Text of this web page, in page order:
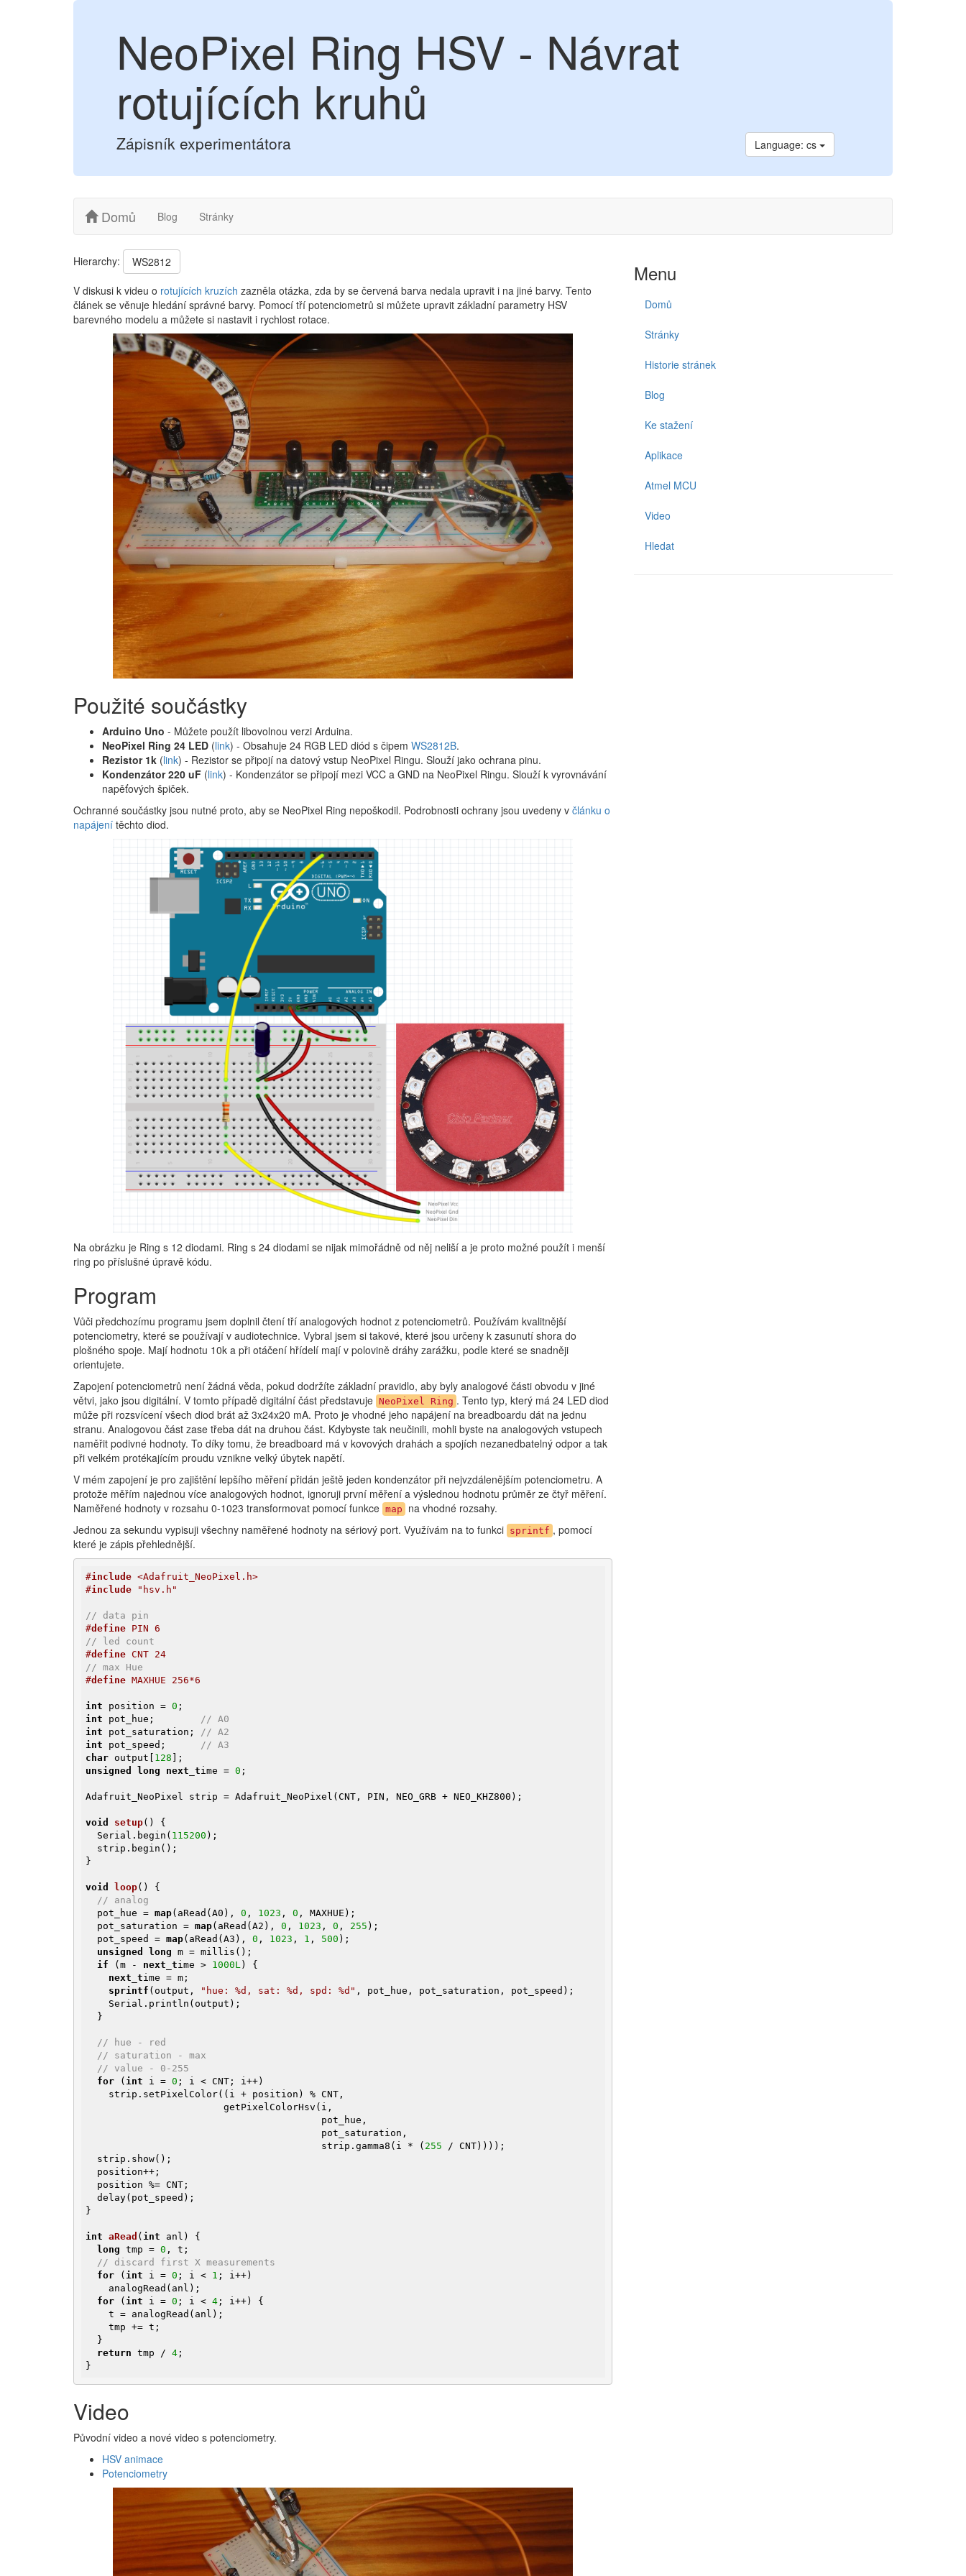
NeoPixel Ring HSV - Návrat
rotujících kruhů
Zápisník experimentátora Language: cs
Domů Blog Stránky
Hierarchy:
WS2812
V diskusi k videu o rotujících kruzích zazněla otázka, zda by se červená barva nedala upravit i na jiné barvy. Tento
článek se věnuje hledání správné barvy. Pomocí tří potenciometrů si můžete upravit základní parametry HSV
barevného modelu a můžete si nastavit i rychlost rotace.
Použité součástky
Arduino Uno - Můžete použít libovolnou verzi Arduina.
NeoPixel Ring 24 LED (link) - Obsahuje 24 RGB LED diód s čipem WS2812B.
Rezistor 1k (link) - Rezistor se připojí na datový vstup NeoPixel Ringu. Slouží jako ochrana pinu.
Kondenzátor 220 uF (link) - Kondenzátor se připojí mezi VCC a GND na NeoPixel Ringu. Slouží k vyrovnávání
napěťových špiček.
Ochranné součástky jsou nutné proto, aby se NeoPixel Ring nepoškodil. Podrobnosti ochrany jsou uvedeny v článku o
napájení těchto diod.
Na obrázku je Ring s 12 diodami. Ring s 24 diodami se nijak mimořádně od něj neliší a je proto možné použít i menší
ring po příslušné úpravě kódu.
Program
Vůči předchozímu programu jsem doplnil čtení tří analogových hodnot z potenciometrů. Používám kvalitnější
potenciometry, které se používají v audiotechnice. Vybral jsem si takové, které jsou určeny k zasunutí shora do
plošného spoje. Mají hodnotu 10k a při otáčení hřídelí mají v polovině dráhy zarážku, podle které se snadněji
orientujete.
Zapojení potenciometrů není žádná věda, pokud dodržíte základní pravidlo, aby byly analogové části obvodu v jiné
větvi, jako jsou digitální. V tomto případě digitální část představuje NeoPixel Ring . Tento typ, který má 24 LED diod
může při rozsvícení všech diod brát až 3x24x20 mA. Proto je vhodné jeho napájení na breadboardu dát na jednu
stranu. Analogovou část zase třeba dát na druhou část. Kdybyste tak neučinili, mohli byste na analogových vstupech
naměřit podivné hodnoty. To díky tomu, že breadboard má v kovových drahách a spojích nezanedbatelný odpor a tak
při velkém protékajícím proudu vznikne velký úbytek napětí.
V mém zapojení je pro zajištění lepšího měření přidán ještě jeden kondenzátor při nejvzdálenějším potenciometru. A
protože měřím najednou více analogových hodnot, ignoruji první měření a výslednou hodnotu průměr ze čtyř měření.
Naměřené hodnoty v rozsahu 0-1023 transformovat pomocí funkce map
na vhodné rozsahy.
Jednou za sekundu vypisuji všechny naměřené hodnoty na sériový port. Využívám na to funkci sprintf , pomocí
které je zápis přehlednější.
#include <Adafruit_NeoPixel.h>
#include "hsv.h"
// data pin
#define PIN 6
// led count
#define CNT 24
// max Hue
#define MAXHUE 256*6
int position = 0
int pot_hue; // A0
int pot_saturation; // A2
int pot_speed; // A3
char output[ 128
unsigned
long next_time = 0 ;
Adafruit_NeoPixel strip = Adafruit_NeoPixel(CNT, PIN, NEO_GRB + NEO_KHZ800);
void setup()
{
  Serial.begin(
115200 );
}
void loop()
{
// analog
  pot_hue =
map(aRead(A0), 0 , 1023 , 0 , MAXHUE);
  pot_saturation =
map(aRead(A2), 0 , 1023 , 0 , 255 );
  pot_speed =
map(aRead(A3), 0 , 1023 , 1 , 500 );
unsigned
long m = millis();
if (m - next_time > 1000L) {
next_time = m;
sprintf (output, "hue: %d, sat: %d, spd: %d" , pot_hue, pot_saturation, pot_speed);
// hue - red
// saturation - max
// value - 0-255
for ( int i = 0 ; i < CNT; i++)
                                         strip.gamma8(i * (
255 / CNT))));
}
int aRead ( int anl)
{
long tmp = 0 , t;
// discard first X measurements
for ( int i = 0 ; i < 1 ; i++)
for ( int i = 0 ; i < 4 ; i++) {
return tmp / 4 ;
}
Video
Původní video a nové video s potenciometry.
HSV animace
Potenciometry
Menu
Domů
Stránky
Historie stránek
Blog
Ke stažení
Aplikace
Atmel MCU
Video
Hledat